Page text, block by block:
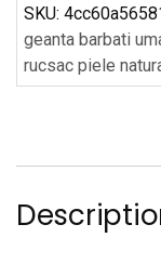
SKU:
geanta barbati
rucsac piele